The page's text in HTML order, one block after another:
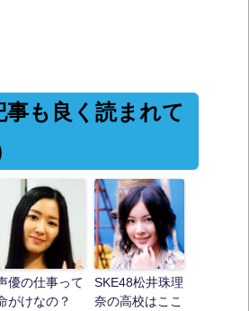
も良く読まれて
優の仕事って
がけなの？
SKE48松井珠理
奈の高校はここ